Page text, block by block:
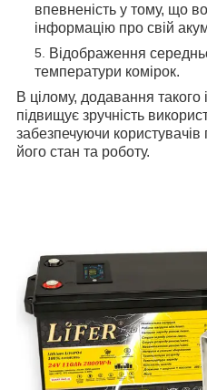
впевненість у тому, що
інформацію про свій
Відображення
температури комірок.
В цілому, додавання
підвищує зручність
забезпечуючи
його стан та роботу.